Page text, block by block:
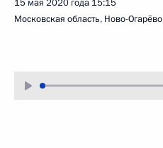
15 мая 2020 года 15:15
Московская область, Ново-Огарёво